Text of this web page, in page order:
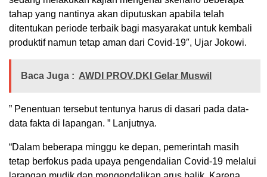
tahap yang nantinya akan diputuskan apabila telah
ditentukan periode terbaik bagi masyarakat untuk kembali
produktif namun tetap aman dari Covid-19″, Ujar Jokowi.
Baca Juga : AWDI PROV.DKI Gelar Muswil
” Penentuan tersebut tentunya harus di dasari pada data-
data fakta di lapangan. ” Lanjutnya.
“Dalam beberapa minggu ke depan, pemerintah masih
tetap berfokus pada upaya pengendalian Covid-19 melalui